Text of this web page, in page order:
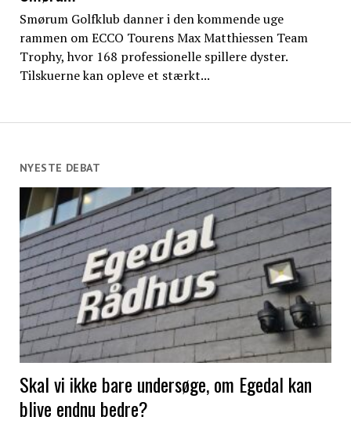
Smørum Golfklub danner i den kommende uge
rammen om ECCO Tourens Max Matthiessen Team
Trophy, hvor 168 professionelle spillere dyster.
Tilskuerne kan opleve et stærkt...
NYESTE DEBAT
Skal vi ikke bare undersøge, om Egedal kan
blive endnu bedre?